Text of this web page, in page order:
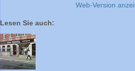
Web-Version
Lesen Sie auch: